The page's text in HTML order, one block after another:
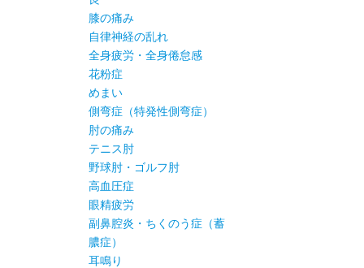
膝の痛み
自律神経の乱れ
全身疲労・全身倦怠感
花粉症
めまい
側弯症（特発性側弯症）
肘の痛み
テニス肘
野球肘・ゴルフ肘
高血圧症
眼精疲労
副鼻腔炎・ちくのう症（蓄
膿症）
耳鳴り